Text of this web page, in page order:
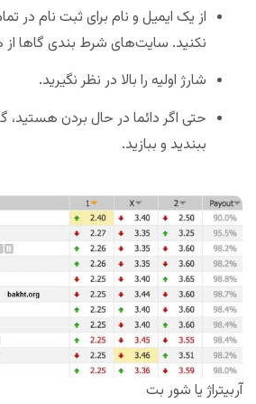
از یک ایمیل و نام برای ثبت نام در
نکنید. سایت‌های شرط بندی گاها
شارژ اولیه را بالا در نظر نگیرید.
حتی اگر دائما در حال بردن
ببندید و ببازید.
آربیتراژ یا شور بت